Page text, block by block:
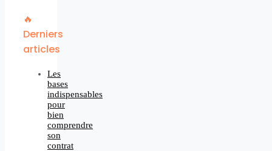
🔥
Derniers
articles
Les
bases
indispensables
pour
bien
comprendre
son
contrat